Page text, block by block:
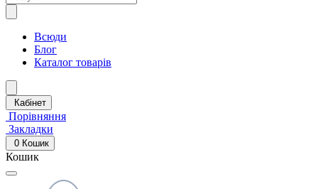
Всюди
Блог
Каталог товарів
Кабінет
Порівняння
Закладки
0 Кошик
Кошик